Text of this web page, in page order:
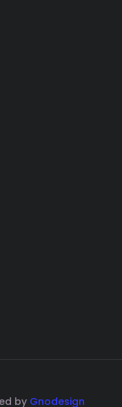
by Gnodesign